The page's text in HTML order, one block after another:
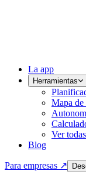
La app
Herramientas
Mapa de
Ver
Blog
Para empresas ↗